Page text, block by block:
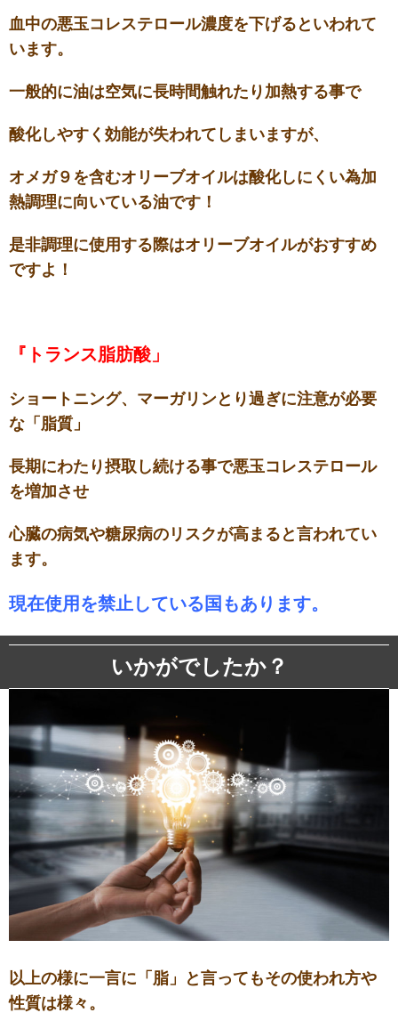
血中の悪玉コレステロール濃度を下げるといわれて
います。
一般的に油は空気に長時間触れたり加熱する事で
酸化しやすく効能が失われてしまいますが、
オメガ９を含むオリーブオイルは酸化しにくい為加
熱調理に向いている油です！
是非調理に使用する際はオリーブオイルがおすすめ
ですよ！
『トランス脂肪酸」
ショートニング、マーガリンとり過ぎに注意が必要
な「脂質」
長期にわたり摂取し続ける事で悪玉コレステロール
を増加させ
心臓の病気や糖尿病のリスクが高まると言われてい
ます。
現在使用を禁止している国もあります。
いかがでしたか？
以上の様に一言に「脂」と言ってもその使われ方や
性質は様々。